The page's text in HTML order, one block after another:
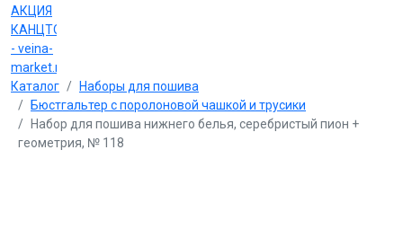
АКЦИЯ
КАНЦТОВАРЫ
- veina-
market.ru
Каталог
Наборы для пошива
Бюстгальтер с поролоновой чашкой и трусики
Набор для пошива нижнего белья, серебристый пион +
геометрия, № 118